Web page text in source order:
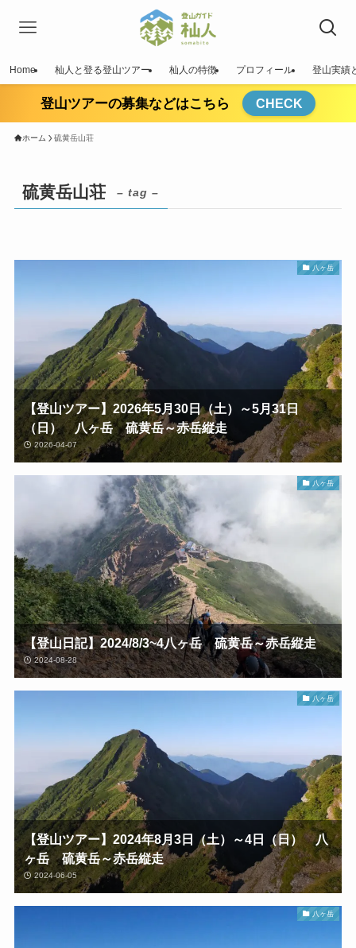
Home 杣人と登る登山ツアー 杣人の特徴 プロフィール 登山実績
登山ツアーの募集などはこちら CHECK
ホーム 硫黄岳山荘
硫黄岳山荘 – tag –
八ヶ岳
【登山ツアー】2026年5月30日（土）～5月31日
（日） 八ヶ岳 硫黄岳～赤岳縦走
2026-04-07
八ヶ岳
【登山日記】2024/8/3~4八ヶ岳 硫黄岳～赤岳縦走
2024-08-28
八ヶ岳
【登山ツアー】2024年8月3日（土）～4日（日） 八
ヶ岳 硫黄岳～赤岳縦走
2024-06-05
八ヶ岳